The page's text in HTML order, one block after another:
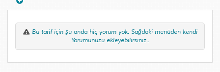
Bu tarif için şu anda hiç yorum yok. Sağdaki menüden kendi
Yorumunuzu ekleyebilirsiniz..